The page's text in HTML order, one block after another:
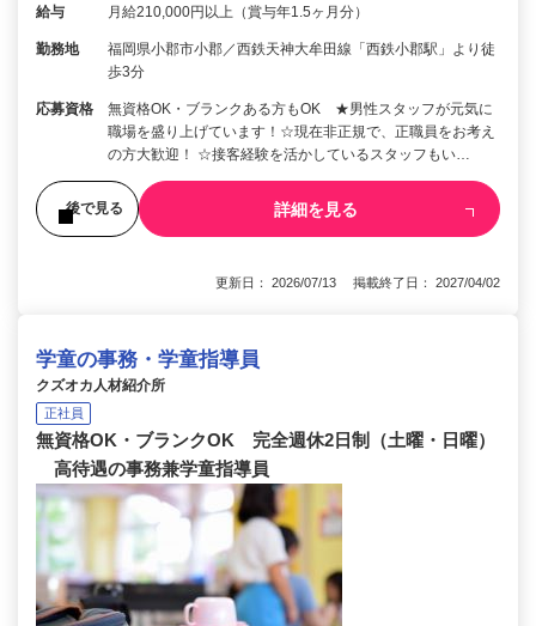
給与 月給210,000円以上（賞与年1.5ヶ月分）
勤務地
福岡県小郡市小郡／西鉄天神大牟田線「西鉄小郡駅」より徒
歩3分
応募資格
無資格OK・ブランクある方もOK ★男性スタッフが元気に
職場を盛り上げています！☆現在非正規で、正職員をお考え
の方大歓迎！ ☆接客経験を活かしているスタッフもい…
後で見る 詳細を見る
更新日： 2026/07/13 掲載終了日： 2027/04/02
学童の事務・学童指導員
クズオカ人材紹介所
正社員
無資格OK・ブランクOK 完全週休2日制（土曜・日曜）
高待遇の事務兼学童指導員